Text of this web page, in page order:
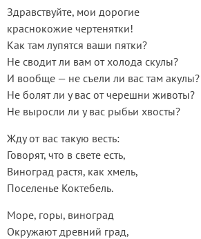
Здравствуйте, мои дорогие
краснокожие чертенятки!
Как там лупятся ваши пятки?
Не сводит ли вам от холода скулы?
И вообще — не съели ли вас там акулы?
Не болят ли у вас от черешни животы?
Не выросли ли у вас рыбьи хвосты?
Жду от вас такую весть:
Говорят, что в свете есть,
Виноград растя, как хмель,
Поселенье Коктебель.
Море, горы, виноград
Окружают древний град,